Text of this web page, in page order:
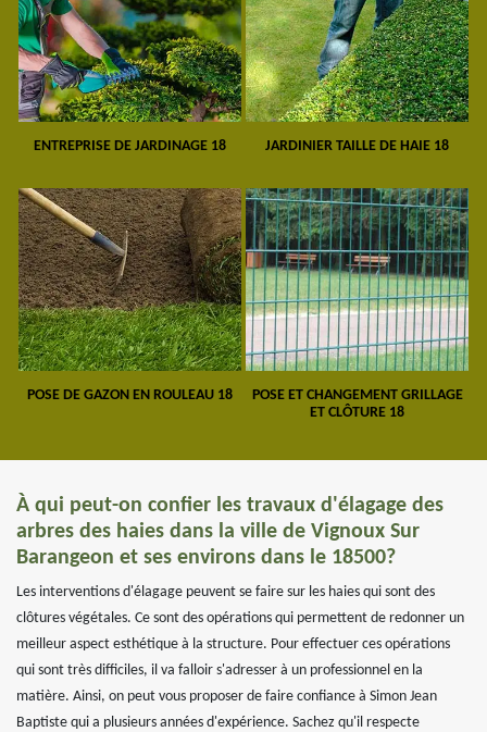
ENTREPRISE DE JARDINAGE 18 JARDINIER TAILLE DE HAIE 18
POSE DE GAZON EN ROULEAU 18
POSE ET CHANGEMENT GRILLAGE
ET CLÔTURE 18
À qui peut-on confier les travaux d'élagage des
arbres des haies dans la ville de Vignoux Sur
Barangeon et ses environs dans le 18500?
Les interventions d'élagage peuvent se faire sur les haies qui sont des
clôtures végétales. Ce sont des opérations qui permettent de redonner un
meilleur aspect esthétique à la structure. Pour effectuer ces opérations
qui sont très difficiles, il va falloir s'adresser à un professionnel en la
matière. Ainsi, on peut vous proposer de faire confiance à Simon Jean
Baptiste qui a plusieurs années d'expérience. Sachez qu'il respecte